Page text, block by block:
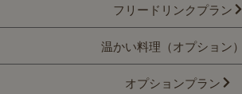
フリードリンクプラン
温かい料理（オプション）
オプションプラン